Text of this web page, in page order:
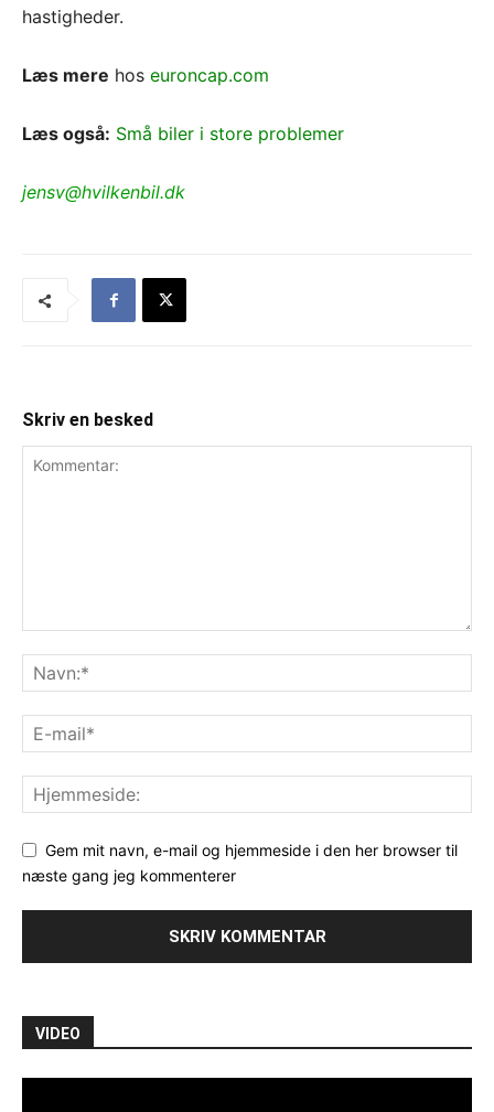
hastigheder.
Læs mere hos euroncap.com
Læs også: Små biler i store problemer
jensv@hvilkenbil.dk
Skriv en besked
Gem mit navn, e-mail og hjemmeside i den her browser til
næste gang jeg kommenterer
VIDEO